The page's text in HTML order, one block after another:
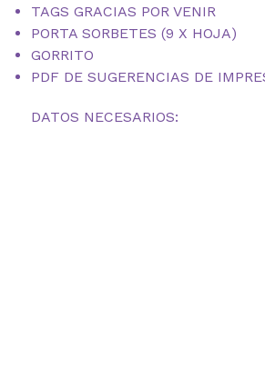
TAGS GRACIAS POR VENIR
PORTA SORBETES (9 X HOJA)
GORRITO
PDF DE SUGERENCIAS DE
DATOS NECESARIOS: